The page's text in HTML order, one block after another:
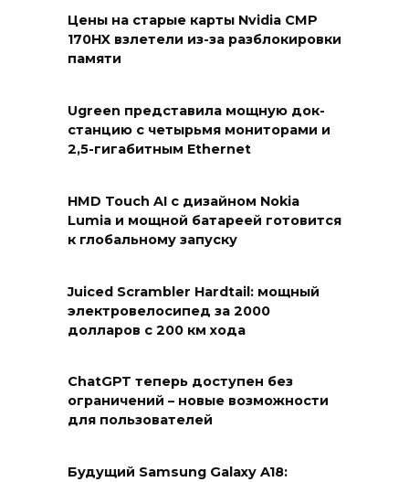
Цены на старые карты Nvidia CMP
170HX взлетели из-за разблокировки
памяти
Ugreen представила мощную док-
станцию с четырьмя мониторами и
2,5-гигабитным Ethernet
HMD Touch AI с дизайном Nokia
Lumia и мощной батареей готовится
к глобальному запуску
Juiced Scrambler Hardtail: мощный
электровелосипед за 2000
долларов с 200 км хода
ChatGPT теперь доступен без
ограничений – новые возможности
для пользователей
Будущий Samsung Galaxy A18: